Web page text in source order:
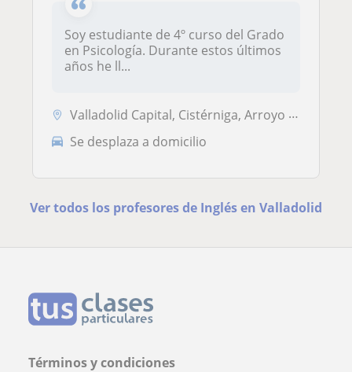
Soy estudiante de 4º curso del Grado
en Psicología. Durante estos últimos
años he ll...
Valladolid Capital, Cistérniga, Arroyo de la Encomienda, Laguna de Due...
Se desplaza a domicilio
Ver todos los profesores de Inglés en Valladolid
Términos y condiciones